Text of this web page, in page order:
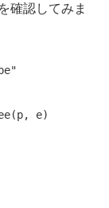
確認してみま
e)